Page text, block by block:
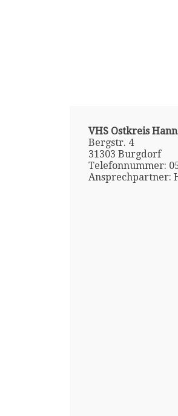
VHS Ostkreis
Bergstr. 4
31303 Burgdorf
Telefonnummer:
Ansprechpartner: